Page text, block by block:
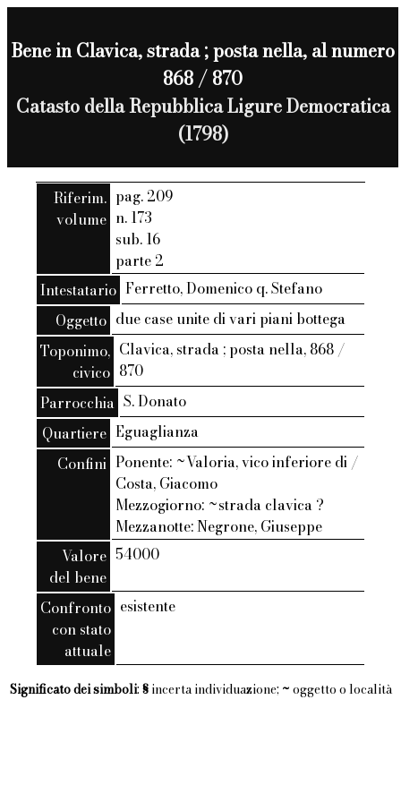
Bene in Clavica, strada ; posta nella, al numero
868 / 870
Catasto della Repubblica Ligure Democratica
(1798)
Riferim.
volume
pag. 209
n. 173
sub. 16
parte 2
Intestatario Ferretto, Domenico q. Stefano
Oggetto due case unite di vari piani bottega
Toponimo,
civico
Clavica, strada ; posta nella, 868 /
870
Parrocchia S. Donato
Quartiere Eguaglianza
Confini Ponente: ~Valoria, vico inferiore di /
Costa, Giacomo
Mezzogiorno: ~strada clavica ?
Mezzanotte: Negrone, Giuseppe
Valore
del bene
54000
Confronto
con stato
attuale
esistente
Significato dei simboli: §incerta individuazione; ~ oggetto o località